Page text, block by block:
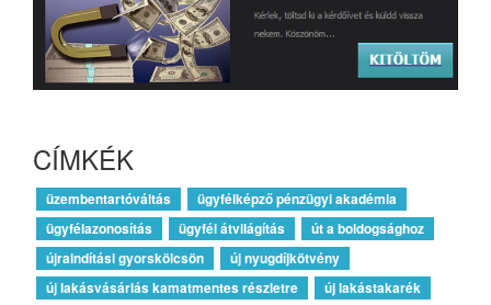
CÍMKÉK
üzembentartóváltás
ügyfélképző pénzügyi akadémia
ügyfélazonosítás
ügyfél átvilágítás
út a boldogsághoz
újraindítási gyorskölcsön
új nyugdíjkötvény
új lakásvásárlás kamatmentes részletre
új lakástakarék